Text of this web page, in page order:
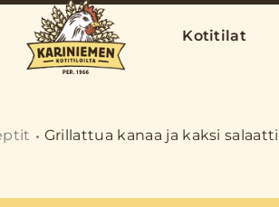
Kotitilat
Grillattua kanaa ja kaksi